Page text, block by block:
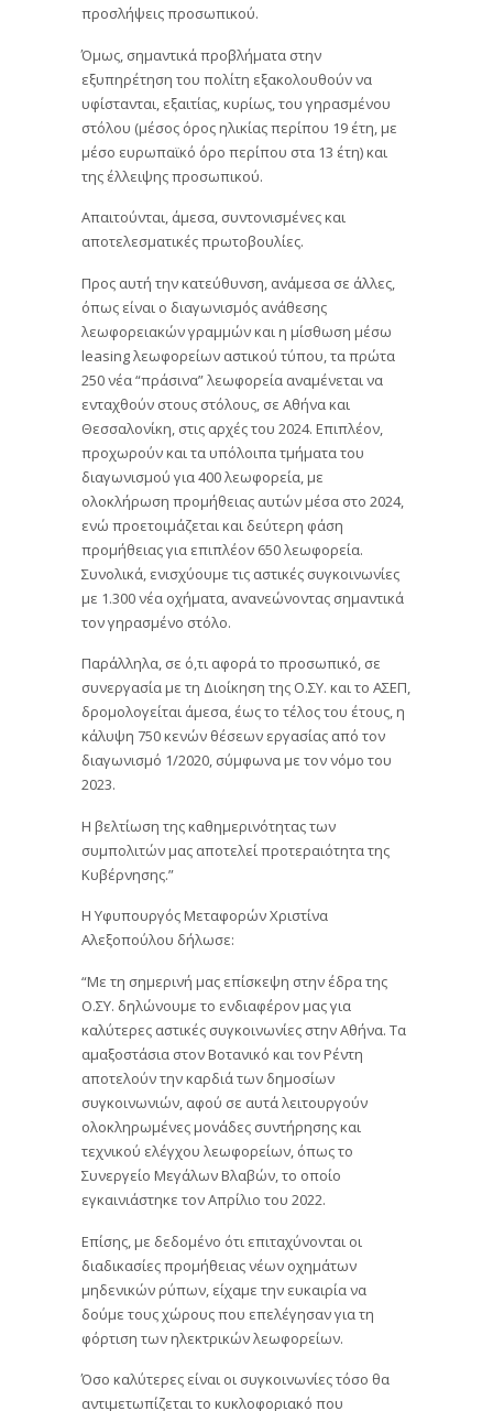
προσλήψεις προσωπικού.
Όμως, σημαντικά προβλήματα στην
εξυπηρέτηση του πολίτη εξακολουθούν να
υφίστανται, εξαιτίας, κυρίως, του γηρασμένου
στόλου (μέσος όρος ηλικίας περίπου 19 έτη, με
μέσο ευρωπαϊκό όρο περίπου στα 13 έτη) και
της έλλειψης προσωπικού.
Απαιτούνται, άμεσα, συντονισμένες και
αποτελεσματικές πρωτοβουλίες.
Προς αυτή την κατεύθυνση, ανάμεσα σε άλλες,
όπως είναι ο διαγωνισμός ανάθεσης
λεωφορειακών γραμμών και η μίσθωση μέσω
leasing λεωφορείων αστικού τύπου, τα πρώτα
250 νέα “πράσινα” λεωφορεία αναμένεται να
ενταχθούν στους στόλους, σε Αθήνα και
Θεσσαλονίκη, στις αρχές του 2024. Επιπλέον,
προχωρούν και τα υπόλοιπα τμήματα του
διαγωνισμού για 400 λεωφορεία, με
ολοκλήρωση προμήθειας αυτών μέσα στο 2024,
ενώ προετοιμάζεται και δεύτερη φάση
προμήθειας για επιπλέον 650 λεωφορεία.
Συνολικά, ενισχύουμε τις αστικές συγκοινωνίες
με 1.300 νέα οχήματα, ανανεώνοντας σημαντικά
τον γηρασμένο στόλο.
Παράλληλα, σε ό,τι αφορά το προσωπικό, σε
συνεργασία με τη Διοίκηση της Ο.ΣΥ. και το ΑΣΕΠ,
δρομολογείται άμεσα, έως το τέλος του έτους, η
κάλυψη 750 κενών θέσεων εργασίας από τον
διαγωνισμό 1/2020, σύμφωνα με τον νόμο του
2023.
Η βελτίωση της καθημερινότητας των
συμπολιτών μας αποτελεί προτεραιότητα της
Κυβέρνησης.”
Η Υφυπουργός Μεταφορών Χριστίνα
Αλεξοπούλου δήλωσε:
“Με τη σημερινή μας επίσκεψη στην έδρα της
Ο.ΣΥ. δηλώνουμε το ενδιαφέρον μας για
καλύτερες αστικές συγκοινωνίες στην Αθήνα. Τα
αμαξοστάσια στον Βοτανικό και τον Ρέντη
αποτελούν την καρδιά των δημοσίων
συγκοινωνιών, αφού σε αυτά λειτουργούν
ολοκληρωμένες μονάδες συντήρησης και
τεχνικού ελέγχου λεωφορείων, όπως το
Συνεργείο Μεγάλων Βλαβών, το οποίο
εγκαινιάστηκε τον Απρίλιο του 2022.
Επίσης, με δεδομένο ότι επιταχύνονται οι
διαδικασίες προμήθειας νέων οχημάτων
μηδενικών ρύπων, είχαμε την ευκαιρία να
δούμε τους χώρους που επελέγησαν για τη
φόρτιση των ηλεκτρικών λεωφορείων.
Όσο καλύτερες είναι οι συγκοινωνίες τόσο θα
αντιμετωπίζεται το κυκλοφοριακό που